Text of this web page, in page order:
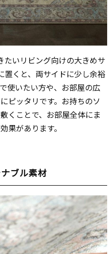
いリビング向けの大きめサ
置くと、両サイドに少し余裕
使いたい方や、お部屋の広
ピッタリです。お持ちのソ
くことで、お部屋全体にま
果があります。
ブル素材